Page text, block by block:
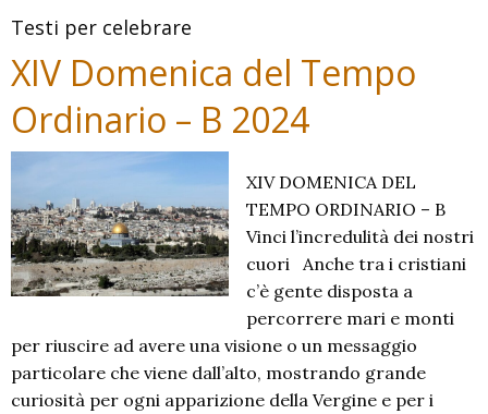
Testi per celebrare
XIV Domenica del Tempo
Ordinario – B 2024
XIV DOMENICA DEL
TEMPO ORDINARIO – B
Vinci l’incredulità dei nostri
cuori Anche tra i cristiani
c’è gente disposta a
percorrere mari e monti
per riuscire ad avere una visione o un messaggio
particolare che viene dall’alto, mostrando grande
curiosità per ogni apparizione della Vergine e per i